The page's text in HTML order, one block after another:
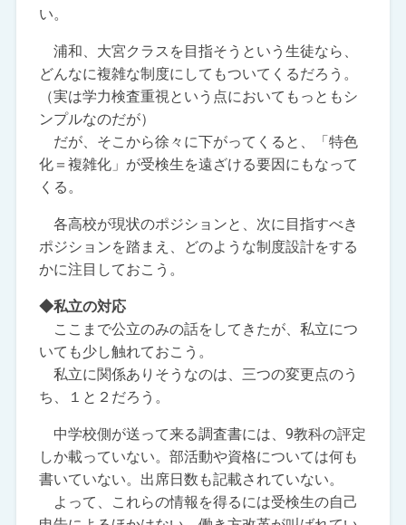
い。
浦和、大宮クラスを目指そうという生徒なら、
どんなに複雑な制度にしてもついてくるだろう。
（実は学力検査重視という点においてもっともシ
ンプルなのだが）
だが、そこから徐々に下がってくると、「特色
化＝複雑化」が受検生を遠ざける要因にもなって
くる。
各高校が現状のポジションと、次に目指すべき
ポジションを踏まえ、どのような制度設計をする
かに注目しておこう。
◆私立の対応
ここまで公立のみの話をしてきたが、私立につ
いても少し触れておこう。
私立に関係ありそうなのは、三つの変更点のう
ち、１と２だろう。
中学校側が送って来る調査書には、9教科の評定
しか載っていない。部活動や資格については何も
書いていない。出席日数も記載されていない。
よって、これらの情報を得るには受検生の自己